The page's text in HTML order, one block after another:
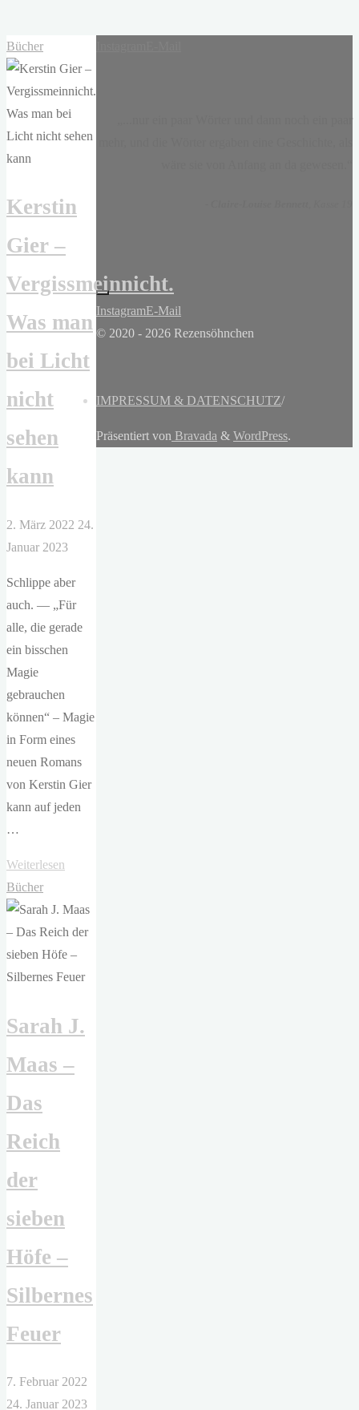
Bücher
Kerstin
Gier –
Vergissmeinnicht.
Was man
bei Licht
nicht
sehen
kann
2. März 2022 24.
Januar 2023
Schlippe aber
auch. — „Für
alle, die gerade
ein bisschen
Magie
gebrauchen
können“ – Magie
in Form eines
neuen Romans
von Kerstin Gier
kann auf jeden
…
Weiterlesen
–
Vergissmeinnicht.
Was
man
Licht
sehen
Bücher
Sarah J.
Maas –
Das
Reich
der
sieben
Höfe –
Silbernes
Feuer
7. Februar 2022
24. Januar 2023
InstagramE-Mail
© 2020 - 2026 Rezensöhnchen
IMPRESSUM & DATENSCHUTZ/
Präsentiert von Bravada & WordPress.